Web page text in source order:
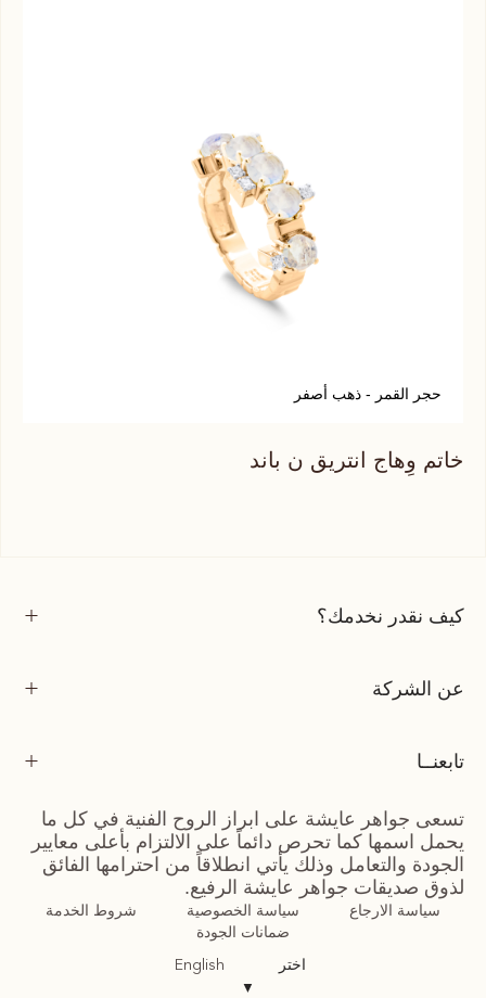
حجر القمر - ذهب أصفر
خاتم وِهاج انتريق ن باند
كيف نقدر نخدمك؟
عن الشركة
تابعنــا
تسعى جواهر عايشة على ابراز الروح الفنية في كل ما
يحمل اسمها كما تحرص دائماً على الالتزام بأعلى معايير
الجودة والتعامل وذلك يأتي انطلاقاً من احترامها الفائق
لذوق صديقات جواهر عايشة الرفيع.
سياسة الارجاع سياسة الخصوصية
شروط الخدمة
ضمانات الجودة
اختر
▼
English